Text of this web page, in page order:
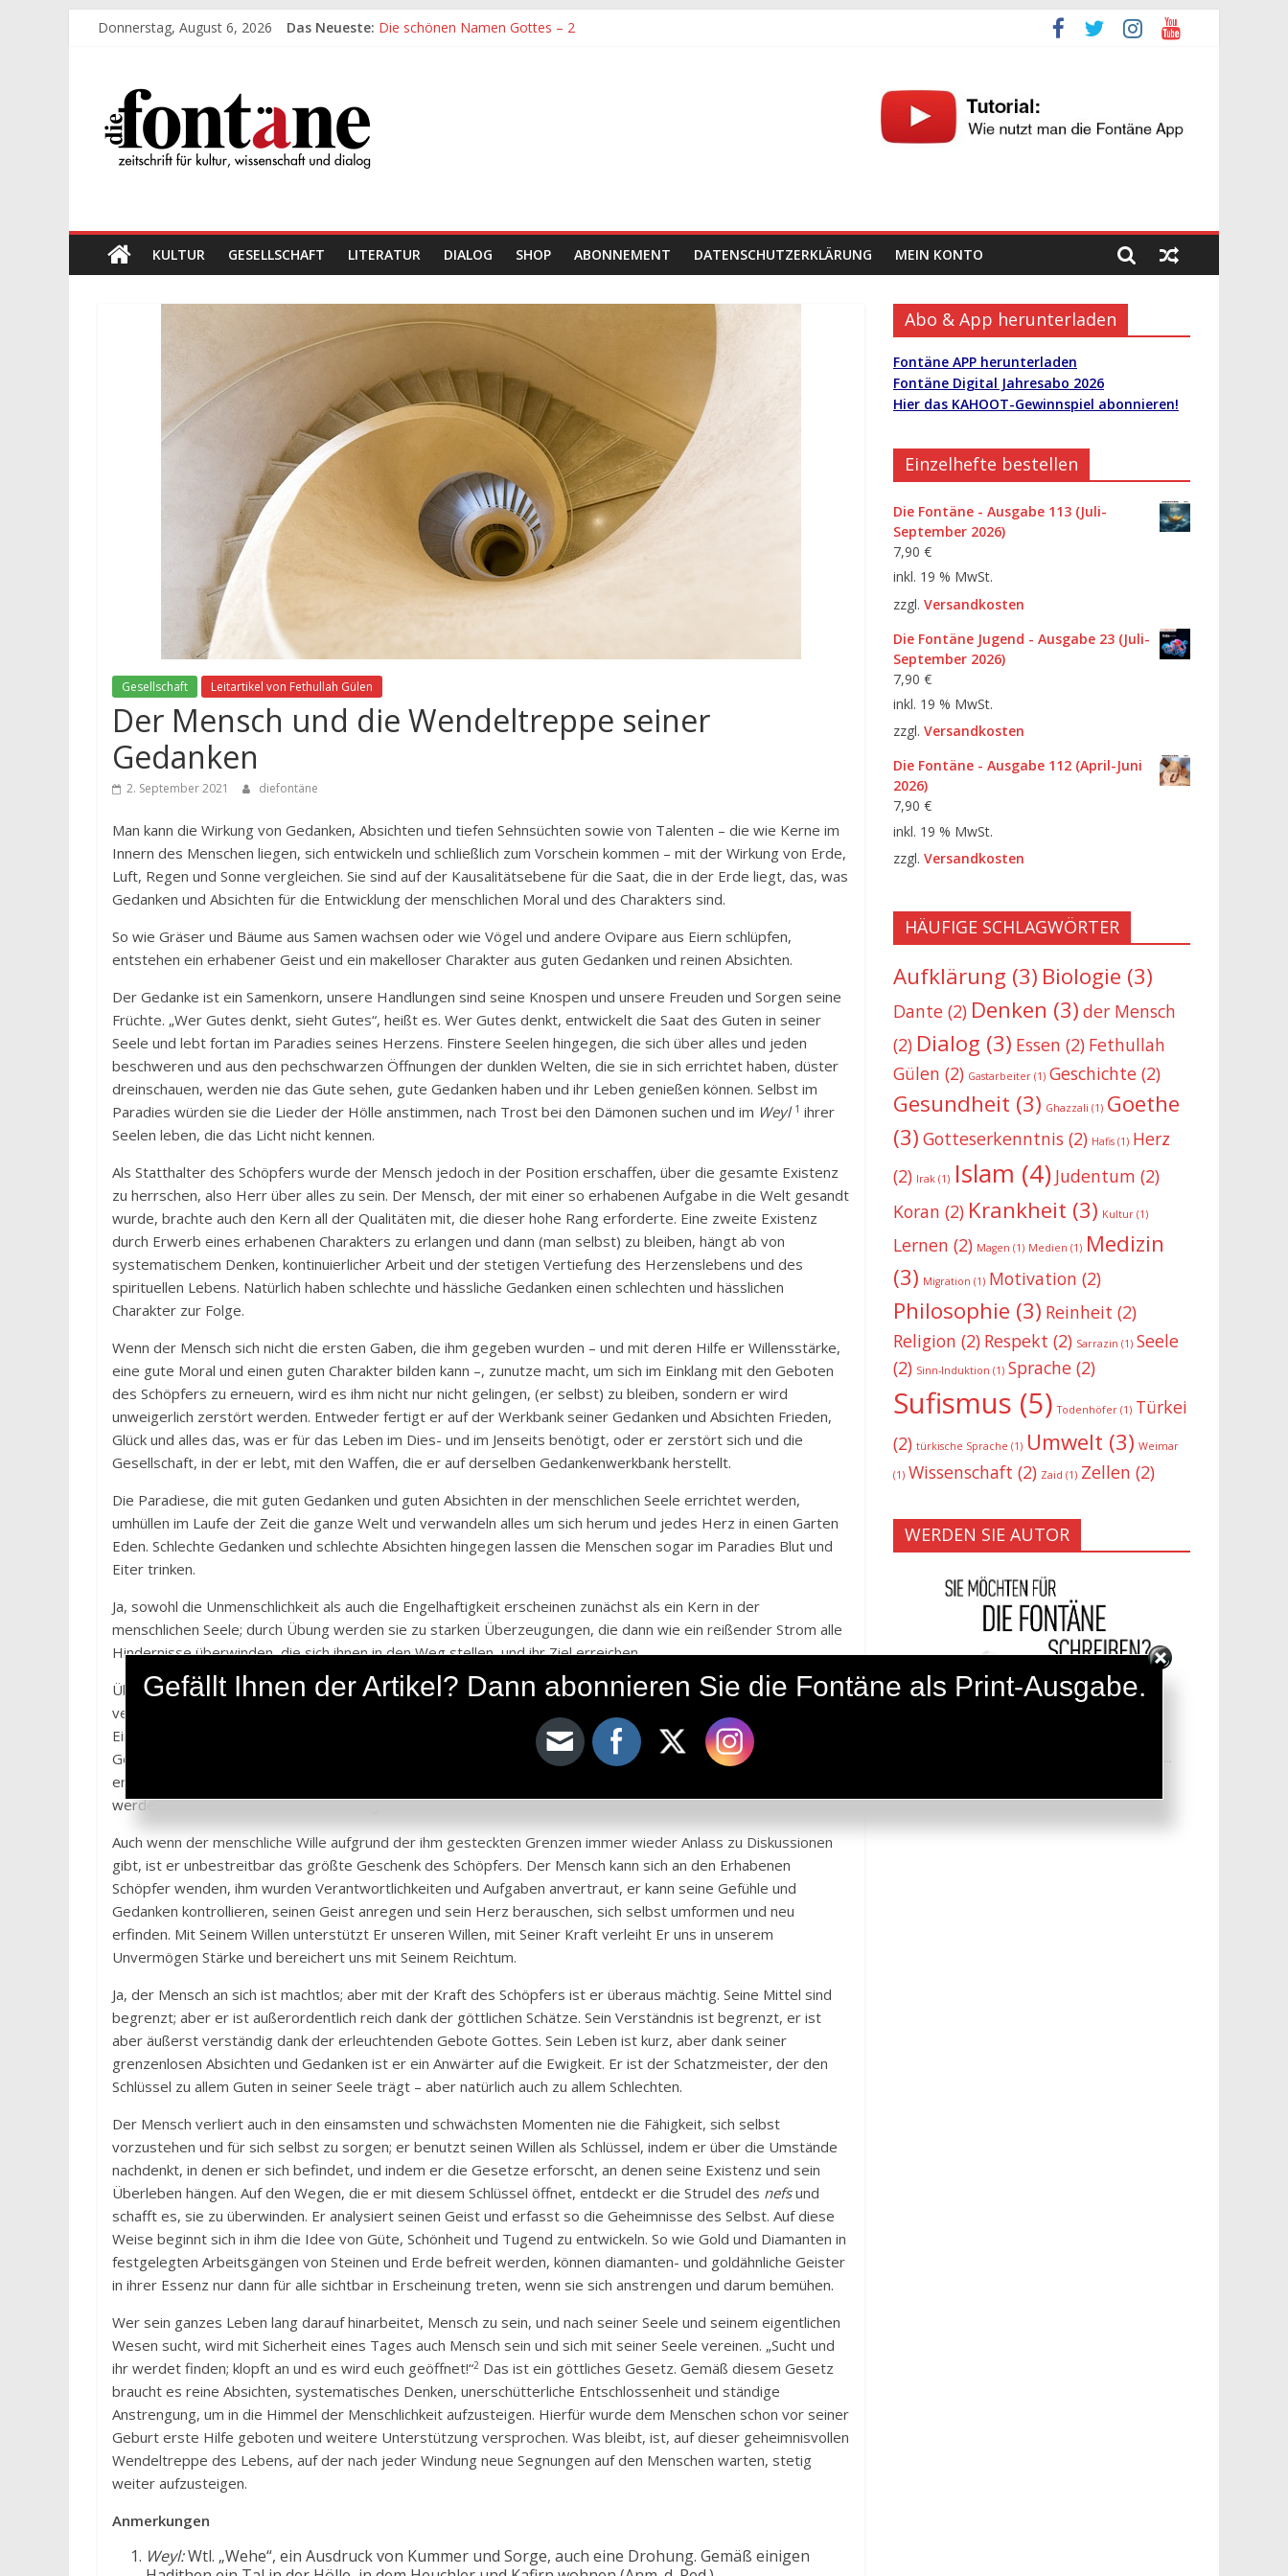
ZumDonnerstag, August 6, 2026 Das Neueste: Die schönen Namen Gottes – 2
Die
Fontäne
kultur,
wissenschaft
und
KULTUR GESELLSCHAFT LITERATUR DIALOG SHOP ABONNEMENT DATENSCHUTZERKLÄRUNG MEIN KONTO
Gesellschaft Leitartikel von Fethullah Gülen
Der Mensch und die Wendeltreppe seiner
Gedanken
2. September 2021 diefontäne
Man kann die Wirkung von Gedanken, Absichten und tiefen Sehnsüchten sowie von Talenten – die wie Kerne im
Innern des Menschen liegen, sich entwickeln und schließlich zum Vorschein kommen – mit der Wirkung von Erde,
Luft, Regen und Sonne vergleichen. Sie sind auf der Kausalitätsebene für die Saat, die in der Erde liegt, das, was
Gedanken und Absichten für die Entwicklung der menschlichen Moral und des Charakters sind.
So wie Gräser und Bäume aus Samen wachsen oder wie Vögel und andere Ovipare aus Eiern schlüpfen,
entstehen ein erhabener Geist und ein makelloser Charakter aus guten Gedanken und reinen Absichten.
Der Gedanke ist ein Samenkorn, unsere Handlungen sind seine Knospen und unsere Freuden und Sorgen seine
Früchte. „Wer Gutes denkt, sieht Gutes“, heißt es. Wer Gutes denkt, entwickelt die Saat des Guten in seiner
Seele und lebt fortan im Paradies seines Herzens. Finstere Seelen hingegen, die sich über alles und jeden
beschweren und aus den pechschwarzen Öffnungen der dunklen Welten, die sie in sich errichtet haben, düster
dreinschauen, werden nie das Gute sehen, gute Gedanken haben und ihr Leben genießen können. Selbst im
Paradies würden sie die Lieder der Hölle anstimmen, nach Trost bei den Dämonen suchen und im Weyl 1 ihrer
Seelen leben, die das Licht nicht kennen.
Als Statthalter des Schöpfers wurde der Mensch jedoch in der Position erschaffen, über die gesamte Existenz
zu herrschen, also Herr über alles zu sein. Der Mensch, der mit einer so erhabenen Aufgabe in die Welt gesandt
wurde, brachte auch den Kern all der Qualitäten mit, die dieser hohe Rang erforderte. Eine zweite Existenz
durch Erwerb eines erhabenen Charakters zu erlangen und dann (man selbst) zu bleiben, hängt ab von
systematischem Denken, kontinuierlicher Arbeit und der stetigen Vertiefung des Herzenslebens und des
spirituellen Lebens. Natürlich haben schlechte und hässliche Gedanken einen schlechten und hässlichen
Charakter zur Folge.
Wenn der Mensch sich nicht die ersten Gaben, die ihm gegeben wurden – und mit deren Hilfe er Willensstärke,
eine gute Moral und einen guten Charakter bilden kann –, zunutze macht, um sich im Einklang mit den Geboten
des Schöpfers zu erneuern, wird es ihm nicht nur nicht gelingen, (er selbst) zu bleiben, sondern er wird
unweigerlich zerstört werden. Entweder fertigt er auf der Werkbank seiner Gedanken und Absichten Frieden,
Glück und alles das, was er für das Leben im Dies- und im Jenseits benötigt, oder er zerstört sich und die
Gesellschaft, in der er lebt, mit den Waffen, die er auf derselben Gedankenwerkbank herstellt.
Die Paradiese, die mit guten Gedanken und guten Absichten in der menschlichen Seele errichtet werden,
umhüllen im Laufe der Zeit die ganze Welt und verwandeln alles um sich herum und jedes Herz in einen Garten
Eden. Schlechte Gedanken und schlechte Absichten hingegen lassen die Menschen sogar im Paradies Blut und
Eiter trinken.
Ja, sowohl die Unmenschlichkeit als auch die Engelhaftigkeit erscheinen zunächst als ein Kern in der
menschlichen Seele; durch Übung werden sie zu starken Überzeugungen, die dann wie ein reißender Strom alle
Hindernisse überwinden, die sich ihnen in den Weg stellen, und ihr Ziel erreichen.
Über die Himmel hinaus in höchste Höhen aufzusteigen oder herunterzufallen und kopfüber im Sumpf zu
versinken – es ist dem Menschen überlassen, für was er sich in seiner geheimen Prüfung entscheidet. Jeder
Einzelne sollte sich an diesem schicksalhaften Punkt gut überlegen, welche Richtung er einschlägt. Wer diese
Gelegenheit nutzt, kann mit der Unterstützung des endlosen Willens Gottes aufsteigen und das Unerreichbare
erreichen. Die Unglücklichen aber, denen es an eigenen Bemühungen und der Unterstützung Gottes fehlt,
werden sich nur noch an die Brust schlagen und ihr bitteres Ende beweinen.
Auch wenn der menschliche Wille aufgrund der ihm gesteckten Grenzen immer wieder Anlass zu Diskussionen
gibt, ist er unbestreitbar das größte Geschenk des Schöpfers. Der Mensch kann sich an den Erhabenen
Schöpfer wenden, ihm wurden Verantwortlichkeiten und Aufgaben anvertraut, er kann seine Gefühle und
Gedanken kontrollieren, seinen Geist anregen und sein Herz berauschen, sich selbst umformen und neu
erfinden. Mit Seinem Willen unterstützt Er unseren Willen, mit Seiner Kraft verleiht Er uns in unserem
Unvermögen Stärke und bereichert uns mit Seinem Reichtum.
Ja, der Mensch an sich ist machtlos; aber mit der Kraft des Schöpfers ist er überaus mächtig. Seine Mittel sind
begrenzt; aber er ist außerordentlich reich dank der göttlichen Schätze. Sein Verständnis ist begrenzt, er ist
aber äußerst verständig dank der erleuchtenden Gebote Gottes. Sein Leben ist kurz, aber dank seiner
grenzenlosen Absichten und Gedanken ist er ein Anwärter auf die Ewigkeit. Er ist der Schatzmeister, der den
Schlüssel zu allem Guten in seiner Seele trägt – aber natürlich auch zu allem Schlechten.
Der Mensch verliert auch in den einsamsten und schwächsten Momenten nie die Fähigkeit, sich selbst
vorzustehen und für sich selbst zu sorgen; er benutzt seinen Willen als Schlüssel, indem er über die Umstände
nachdenkt, in denen er sich befindet, und indem er die Gesetze erforscht, an denen seine Existenz und sein
Überleben hängen. Auf den Wegen, die er mit diesem Schlüssel öffnet, entdeckt er die Strudel des nefsund
schafft es, sie zu überwinden. Er analysiert seinen Geist und erfasst so die Geheimnisse des Selbst. Auf diese
Weise beginnt sich in ihm die Idee von Güte, Schönheit und Tugend zu entwickeln. So wie Gold und Diamanten in
festgelegten Arbeitsgängen von Steinen und Erde befreit werden, können diamanten- und goldähnliche Geister
in ihrer Essenz nur dann für alle sichtbar in Erscheinung treten, wenn sie sich anstrengen und darum bemühen.
Wer sein ganzes Leben lang darauf hinarbeitet, Mensch zu sein, und nach seiner Seele und seinem eigentlichen
Wesen sucht, wird mit Sicherheit eines Tages auch Mensch sein und sich mit seiner Seele vereinen. „Sucht und
ihr werdet finden; klopft an und es wird euch geöffnet!“2 Das ist ein göttliches Gesetz. Gemäß diesem Gesetz
braucht es reine Absichten, systematisches Denken, unerschütterliche Entschlossenheit und ständige
Anstrengung, um in die Himmel der Menschlichkeit aufzusteigen. Hierfür wurde dem Menschen schon vor seiner
Geburt erste Hilfe geboten und weitere Unterstützung versprochen. Was bleibt, ist, auf dieser geheimnisvollen
Wendeltreppe des Lebens, auf der nach jeder Windung neue Segnungen auf den Menschen warten, stetig
weiter aufzusteigen.
Anmerkungen
Weyl:Wtl. „Wehe“, ein Ausdruck von Kummer und Sorge, auch eine Drohung. Gemäß einigen
Abo & App herunterladen
Fontäne APP herunterladen
Fontäne Digital Jahresabo 2026
Hier das KAHOOT-Gewinnspiel abonnieren!
Einzelhefte bestellen
Die Fontäne - Ausgabe 113 (Juli-
September 2026)
7,90 €
inkl. 19 % MwSt.
zzgl. Versandkosten
Die Fontäne Jugend - Ausgabe 23 (Juli-
September 2026)
7,90 €
inkl. 19 % MwSt.
zzgl. Versandkosten
Die Fontäne - Ausgabe 112 (April-Juni
2026)
7,90 €
inkl. 19 % MwSt.
zzgl. Versandkosten
HÄUFIGE SCHLAGWÖRTER
Aufklärung (3) Biologie (3)
Dante (2) Denken (3) der Mensch
(2) Dialog (3) Essen (2) Fethullah
Gülen (2) Gastarbeiter (1) Geschichte (2)
Gesundheit (3) Ghazzali (1) Goethe
(3) Gotteserkenntnis (2) Hafis (1) Herz
(2) Irak (1) Islam (4) Judentum (2)
Koran (2) Krankheit (3) Kultur (1)
Lernen (2) Magen (1) Medien (1) Medizin
(3) Migration (1) Motivation (2)
Philosophie (3) Reinheit (2)
Religion (2) Respekt (2) Sarrazin (1) Seele
(2) Sinn-Induktion (1) Sprache (2)
Sufismus (5) Todenhöfer (1) Türkei
(2) türkische Sprache (1) Umwelt (3) Weimar
(1) Wissenschaft (2) Zaid (1) Zellen (2)
WERDEN SIE AUTOR
Gefällt Ihnen der Artikel? Dann abonnieren Sie die Fontäne als Print-Ausgabe.